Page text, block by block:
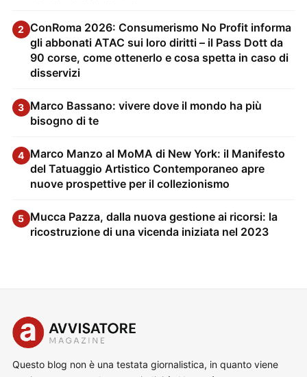
2 ConRoma 2026: Consumerismo No Profit informa
gli abbonati ATAC sui loro diritti – il Pass Dott da
90 corse, come ottenerlo e cosa spetta in caso di
disservizi
3 Marco Bassano: vivere dove il mondo ha più
bisogno di te
4 Marco Manzo al MoMA di New York: il Manifesto
del Tatuaggio Artistico Contemporaneo apre
nuove prospettive per il collezionismo
5 Mucca Pazza, dalla nuova gestione ai ricorsi: la
ricostruzione di una vicenda iniziata nel 2023
Questo blog non è una testata giornalistica, in quanto viene